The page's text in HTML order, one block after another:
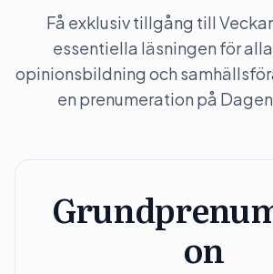
Få exklusiv tillgång till
essentiella läsningen för
opinionsbildning och
en prenumeration på
on